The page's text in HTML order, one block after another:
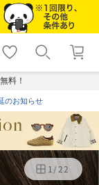
shopping_cart lock_outline
ログイン
料！
のお知らせ
1/22